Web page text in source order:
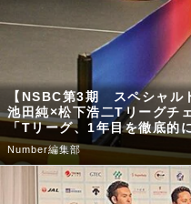
【NSBC第3期 スペシャル
池田純×松下浩二Tリーグチ
「Tリーグ、1年目を徹底的
Number編集部